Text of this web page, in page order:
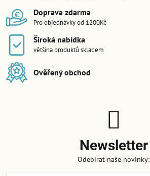
Doprava zdarma
Pro objednávky od 1200Kč
Široká nabídka
většina produktů skladem
Ověřený obchod
Newsletter
Odebírat naše novinky: